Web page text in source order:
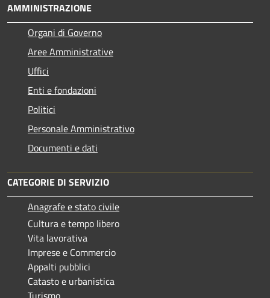
AMMINISTRAZIONE
Organi di Governo
Aree Amministrative
Uffici
Enti e fondazioni
Politici
Personale Amministrativo
Documenti e dati
CATEGORIE DI SERVIZIO
Anagrafe e stato civile
Cultura e tempo libero
Vita lavorativa
Imprese e Commercio
Appalti pubblici
Catasto e urbanistica